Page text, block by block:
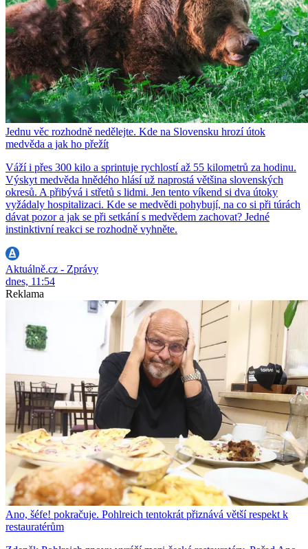
Jednu věc rozhodně nedělejte. Kde na Slovensku hrozí útok
medvěda a jak ho přežít
Váží i přes 300 kilo a sprintuje rychlostí až 55 kilometrů za hodinu.
Výskyt medvěda hnědého hlásí už naprostá většina slovenských
okresů. A přibývá i střetů s lidmi. Jen tento víkend si dva útoky
vyžádaly hospitalizaci. Kde se medvědi pohybují, na co si při túrách
dávat pozor a jak se při setkání s medvědem zachovat? Jedné
instinktivní reakci se rozhodně vyhněte.
Aktuálně.cz - Zprávy
dnes, 11:54
Reklama
Ano, šéfe! pokračuje. Pohlreich tentokrát přiznává větší respekt k
restauratérům